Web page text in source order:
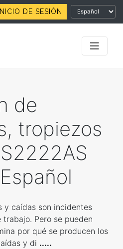
INICIO DE SESIÓN
de
tropiezos
y caídas son incidentes
Pero se pueden
por qué se producen los
y di .....